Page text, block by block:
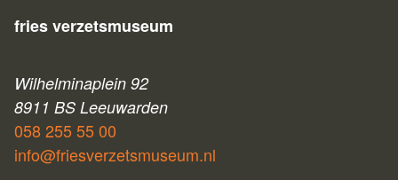
fries verzetsmuseum
Wilhelminaplein 92
8911 BS Leeuwarden
058 255 55 00
info@friesverzetsmuseum.nl